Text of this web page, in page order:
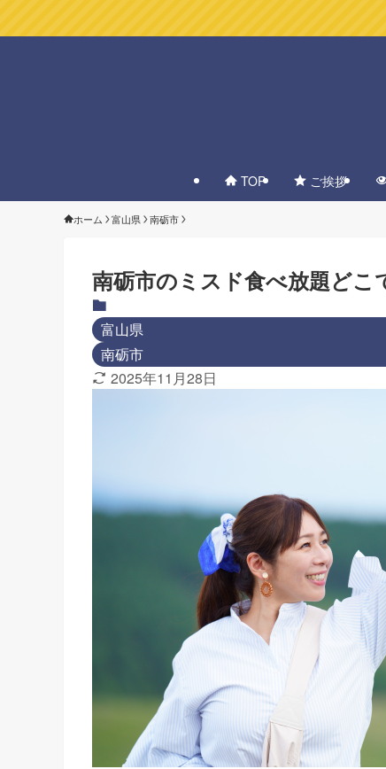
TOP ご挨拶
ホーム 富山県 南砺市
南砺市のミスド食べ放題どこ
富山県
南砺市
2025年11月28日